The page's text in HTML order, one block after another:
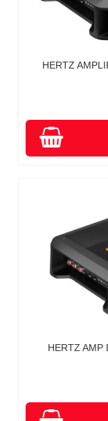
HERTZ
HERTZ AMP